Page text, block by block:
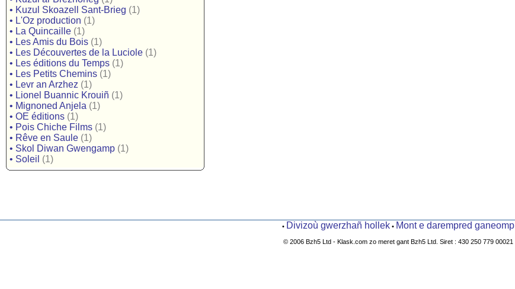
• Kuzul Skoazell Sant-Brieg (1)
• L'Oz production (1)
• La Quincaille (1)
• Les Amis du Bois (1)
• Les Découvertes de la Luciole (1)
• Les éditions du Temps (1)
• Les Petits Chemins (1)
• Levr an Arzhez (1)
• Lionel Buannic Krouiñ (1)
• Mignoned Anjela (1)
• OE éditions (1)
• Pois Chiche Films (1)
• Rêve en Saule (1)
• Skol Diwan Gwengamp (1)
• Soleil (1)
• Divizoù gwerzhañ hollek • Mont e darempred ganeomp
© 2006 Bzh5 Ltd - Klask.com zo meret gant Bzh5 Ltd. Siret : 430 250 779 00021